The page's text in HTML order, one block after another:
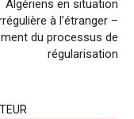
Algériens en situation
à l’étranger –
du processus de
régularisation